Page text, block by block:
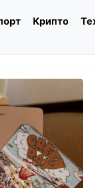
Крипто